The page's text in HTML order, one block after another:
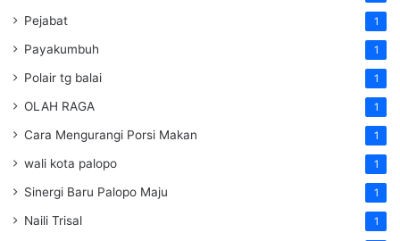
Pejabat 1
Payakumbuh 1
Polair tg balai 1
OLAH RAGA 1
Cara Mengurangi Porsi Makan 1
wali kota palopo 1
Sinergi Baru Palopo Maju 1
Naili Trisal 1